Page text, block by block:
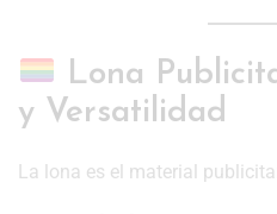
Lona
y Versatilidad
La lona es el material